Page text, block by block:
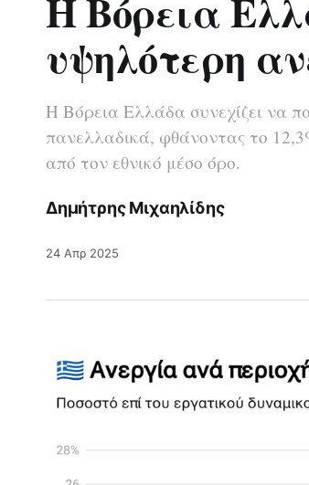
Η Βόρεια
υψηλότερη
Η Βόρεια Ελλάδα συνεχίζει να
πανελλαδικά, φθάνοντας το
από τον εθνικό μέσο όρο.
Δημήτρης Μιχαηλίδης
24 Απρ 2025